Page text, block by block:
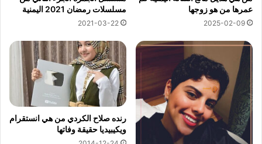
عمرها من هو زوجها
2025-02-09
مسلسلات رمضان 2021 اليمنية
2021-03-22
رنده صلاح الكردي من هي انستقرام
ويكيبيديا حقيقة وفاتها